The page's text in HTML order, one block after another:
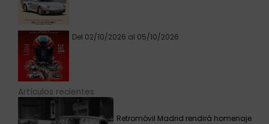
Del 02/10/2026 al 05/10/2026
Artículos recientes
Retromóvil Madrid rendirá homenaje